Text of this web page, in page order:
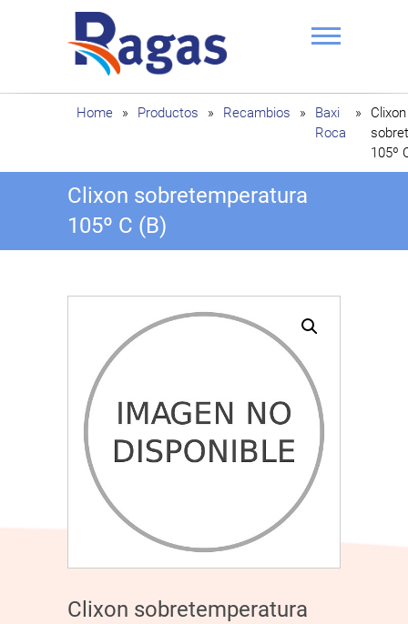
Ragas
Home » Productos » Recambios »
Baxi
Roca
»
Clixon
105º
Clixon sobretemperatura
105º C (B)
Clixon sobretemperatura